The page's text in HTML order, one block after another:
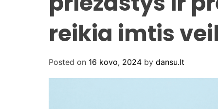
reikia imtis
Posted on 16 kovo, 2024 by dansu.lt